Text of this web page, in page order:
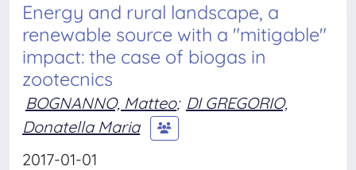
Energy and rural landscape, a
renewable source with a "mitigable"
impact: the case of biogas in
zootecnics
BOGNANNO, Matteo; DI GREGORIO,
Donatella Maria
2017-01-01